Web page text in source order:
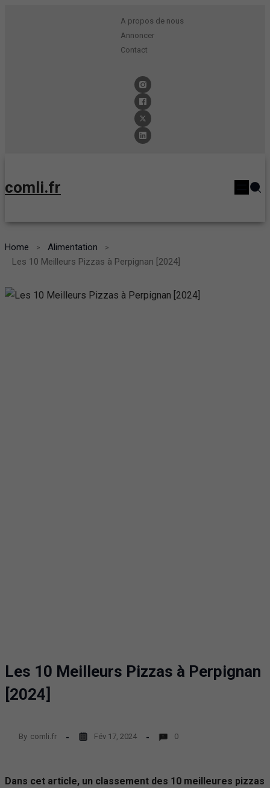
A propos de nous
Annoncer
Contact
comli.fr
Home
Alimentation
Les 10 Meilleurs Pizzas à Perpignan [2024]
Les 10 Meilleurs Pizzas à Perpignan
[2024]
By comli.fr Fév 17, 2024 0
Dans cet article, un classement des 10 meilleures pizzas